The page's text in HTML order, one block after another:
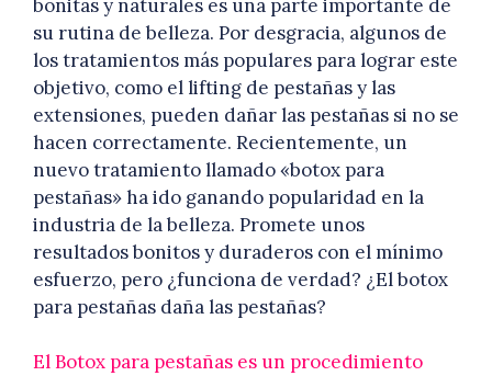
bonitas y naturales es una parte importante de
su rutina de belleza. Por desgracia, algunos de
los tratamientos más populares para lograr este
objetivo, como el lifting de pestañas y las
extensiones, pueden dañar las pestañas si no se
hacen correctamente. Recientemente, un
nuevo tratamiento llamado «botox para
pestañas» ha ido ganando popularidad en la
industria de la belleza. Promete unos
resultados bonitos y duraderos con el mínimo
esfuerzo, pero ¿funciona de verdad? ¿El botox
para pestañas daña las pestañas?
El Botox para pestañas es un procedimiento